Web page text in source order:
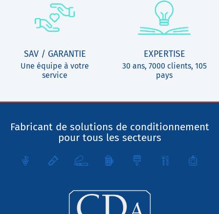
SAV / GARANTIE
Une équipe à votre
service
EXPERTISE
30 ans, 7000 clients, 105
pays
Fabricant de solutions de conditionnement
pour tous les secteurs